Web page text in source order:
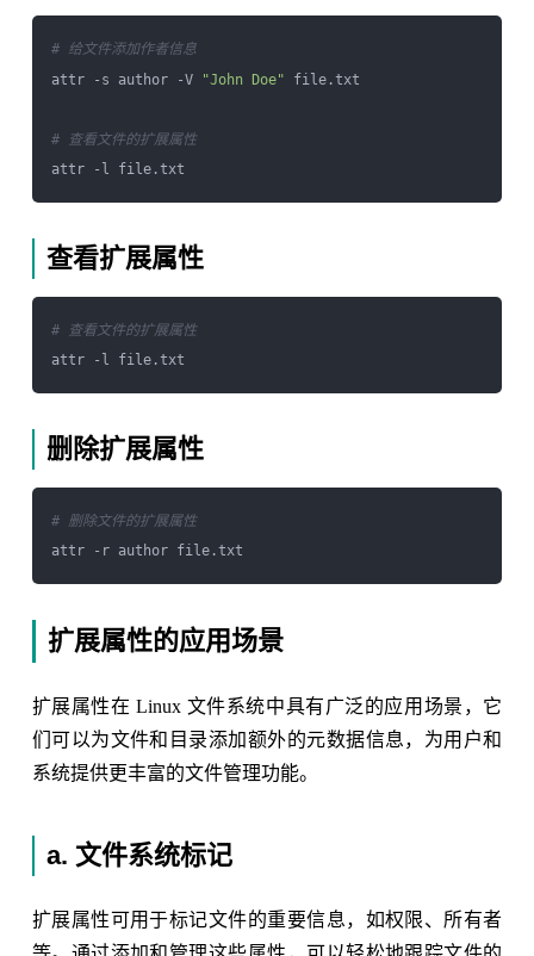
# 给文件添加作者信息
attr -s author -V
"John Doe" file.txt
# 查看文件的扩展属性
查看扩展属性
# 查看文件的扩展属性
删除扩展属性
# 删除文件的扩展属性
扩展属性的应用场景
扩展属性在 Linux 文件系统中具有广泛的应用场景，它
们可以为文件和目录添加额外的元数据信息，为用户和
系统提供更丰富的文件管理功能。
a. 文件系统标记
扩展属性可用于标记文件的重要信息，如权限、所有者